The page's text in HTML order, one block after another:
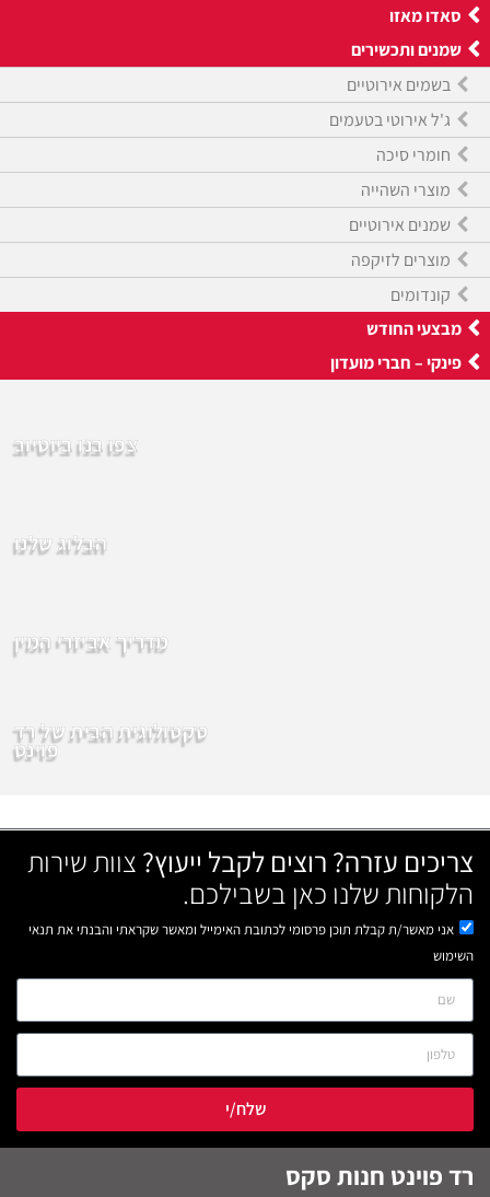
סאדו מאזו
שמנים ותכשירים
בשמים אירוטיים
ג'ל אירוטי בטעמים
חומרי סיכה
מוצרי השהייה
שמנים אירוטיים
מוצרים לזיקפה
קונדומים
מבצעי החודש
פינקי – חברי מועדון
צפו בנו ביוטיוב
הבלוג שלנו
מדריך אביזרי המין
סקסולוגית הבית של רד
פוינט
צריכים עזרה? רוצים לקבל ייעוץ? צוות שירות
הלקוחות שלנו כאן בשבילכם.
אני מאשר/ת קבלת תוכן פרסומי לכתובת האימייל ומאשר שקראתי והבנתי את תנאי
השימוש
שלח/י
רד פוינט חנות סקס